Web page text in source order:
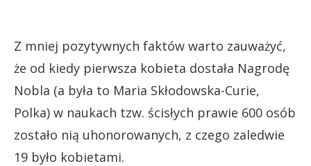
Z mniej pozytywnych faktów warto zauważyć,
że od kiedy pierwsza kobieta dostała Nagrodę
Nobla (a była to Maria Skłodowska-Curie,
Polka) w naukach tzw. ścisłych prawie 600 osób
zostało nią uhonorowanych, z czego zaledwie
19 było kobietami.